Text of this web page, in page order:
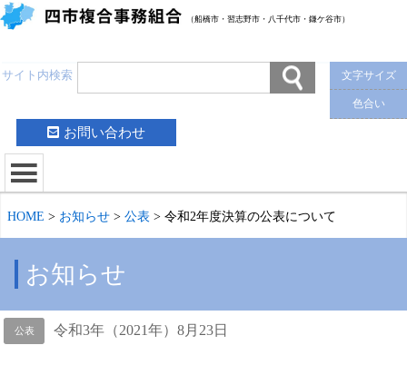
（船橋市・習志野市・八千代市・鎌ケ谷市）
サイト内検索 文字サイズ
色合い
お問い合わせ
HOME > お知らせ > 公表 > 令和2年度決算の公表について
お知らせ
公表 令和3年（2021年）8月23日